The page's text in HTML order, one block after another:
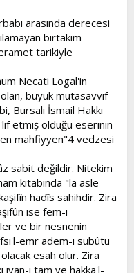
arasında derecesi
birtakım
tarikiyle
Necati Logal'in
büyük mutasavvıf
Bursalı İsmail Hakkı
etmiş olduğu eserinin
mahfiyyen"4 vedzesi
sabit değildir. Nitekim
kitabında "la asle
hadîs sahihdir. Zira
ise fem-i
ve bir nesnenin
emr adem-i sübûtu
esah olur. Zira
ı tam ve hakka'l-